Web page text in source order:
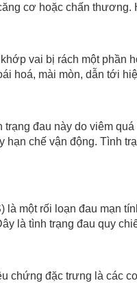
cơ hoặc chấn
vai bị rách một
hoá, mài mòn, dẫn tới
đau này do viêm
chế vận động. Tình
một rối loạn đau mạn
là tình trạng đau quy
chứng đặc trưng là các